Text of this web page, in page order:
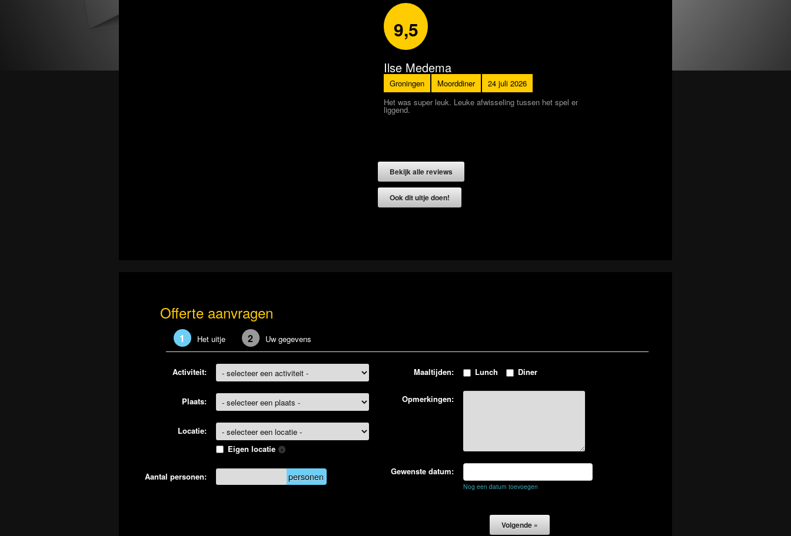
Het was super leuk. Leuke afwisseling tussen het spel en het eten. Leuk dat aan het eind alsnog verschillende antwoorden zijn, het is niet voor de hand
7,5
Amanda
Antwerpen Moorddiner
17 juli 2026
Leuk spel, goede begeleider! We misten in het begin enkel een beetje sfeermuziek en een klein beetje
beter zijn. (Dus niet aan het begin vertellen dat we een moorddiner gaan doen)
Bekijk alle reviews
Ook dit uitje doen!
Offerte aanvragen
1 Het uitje 2 Uw gegevens
Activiteit:
Plaats:
Locatie:
Eigen locatie
Aantal personen: personen
Maaltijden: Lunch Diner
Opmerkingen:
Gewenste datum:
Nog een datum toevoegen